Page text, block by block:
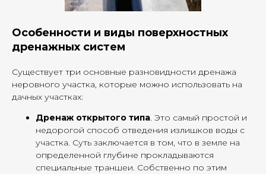
Особенности и виды поверхностных
дренажных систем
Существует три основные разновидности дренажа
неровного участка, которые можно использовать на
дачных участках:
Дренаж открытого типа. Это самый простой и
недорогой способ отведения излишков воды с
участка. Суть заключается в том, что в земле на
определенной глубине прокладываются
специальные траншеи. Собственно по этим